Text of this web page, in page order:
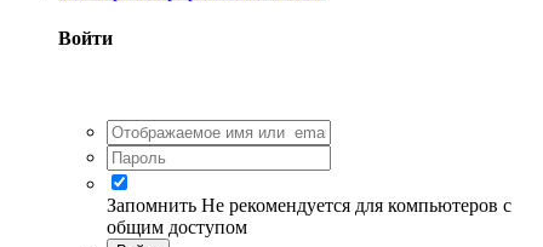
Войти
Запомнить Не рекомендуется для компьютеров с
общим доступом